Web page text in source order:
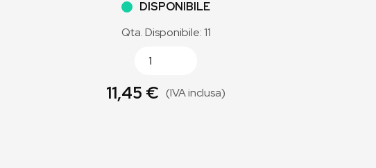
DISPONIBILE
Qta. Disponibile: 11
11,45 € (IVA inclusa)